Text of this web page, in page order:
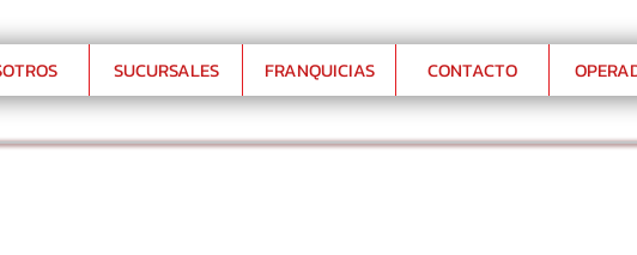
SUCURSALES FRANQUICIAS CONTACTO